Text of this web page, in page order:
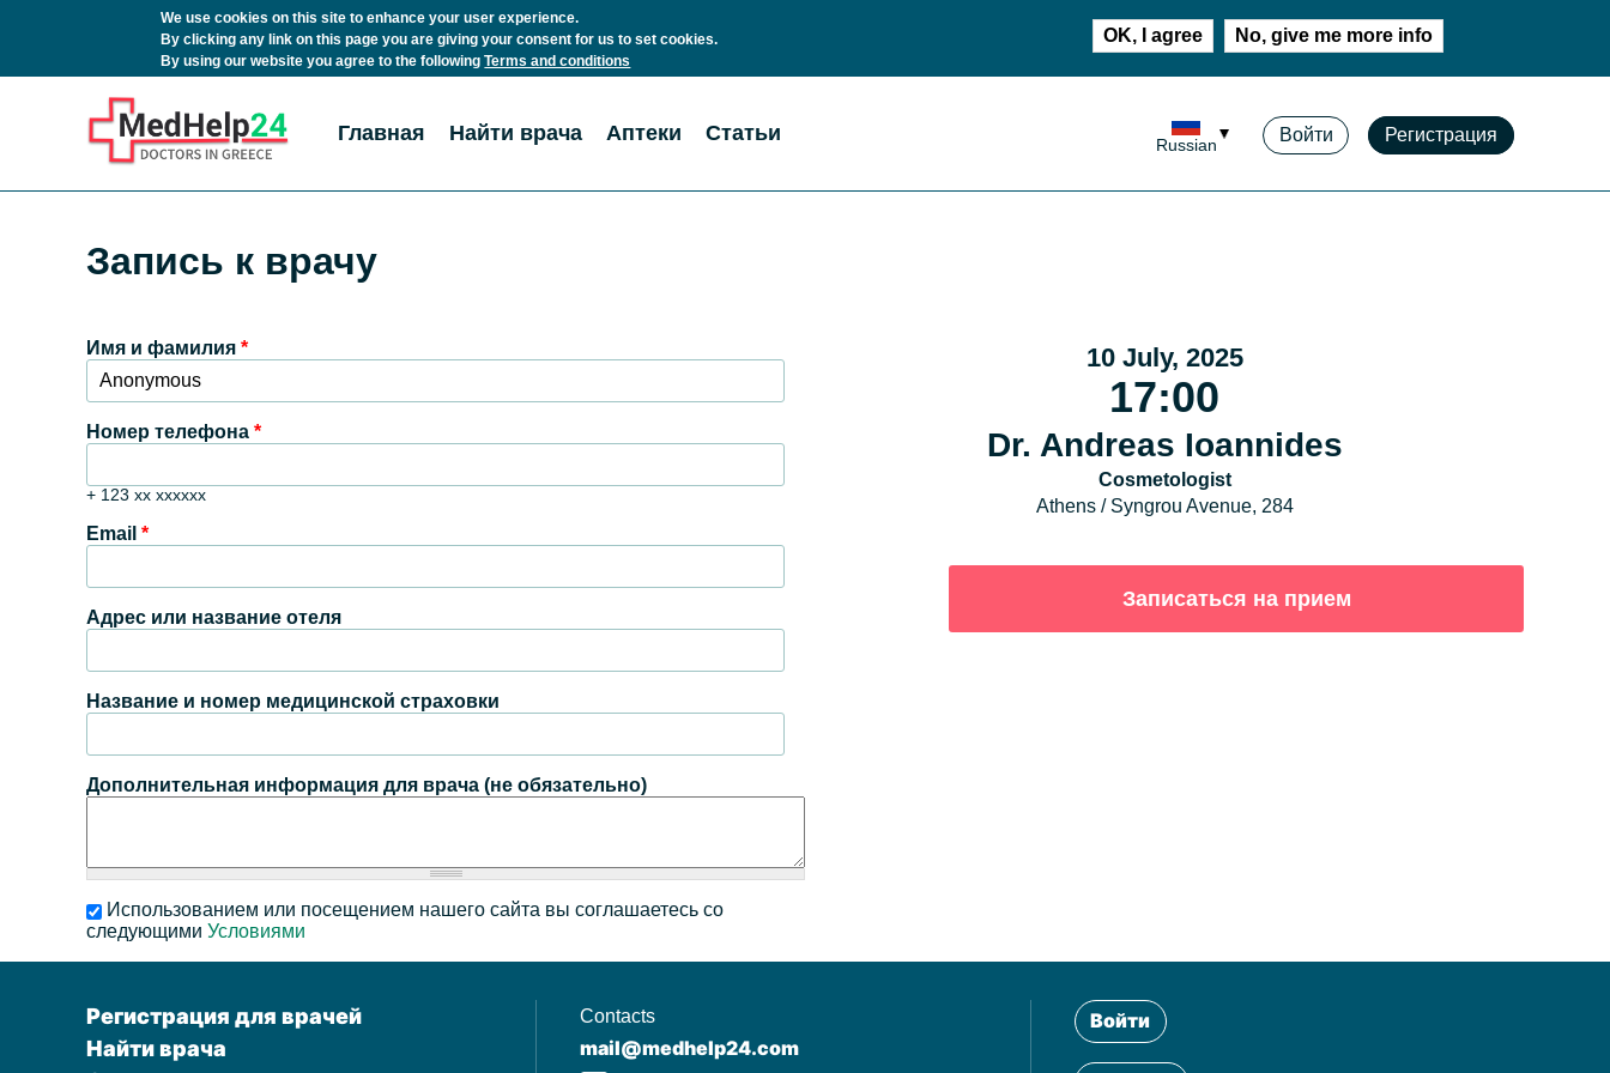
We use cookies on this site to enhance your user experience.
By clicking any link on this page you are giving your consent for us to set cookies.
By using our website you agree to the followingTerms and conditions
OK, I agree No, give me more info
Главная Найти врача Аптеки Статьи Russian Войти Регистрация
Запись к врачу
Имя и фамилия *
Номер телефона *
+ 123 xx xxxxxx
Email *
Адрес или название отеля
Название и номер медицинской страховки
Дополнительная информация для врача (не обязательно)
Использованием или посещением нашего сайта вы соглашаетесь со
следующими Условиями
10 July, 2025
17:00
Dr. Andreas Ioannides
Cosmetologist
Athens / Syngrou Avenue, 284
Регистрация для врачей
Найти врача
Contacts
mail@medhelp24.com
Войти